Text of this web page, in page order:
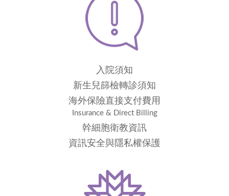
入院須知
新生兒篩檢轉診須知
海外保險直接支付費用
Insurance & Direct Billing
幹細胞衛教資訊
資訊安全與隱私權保護